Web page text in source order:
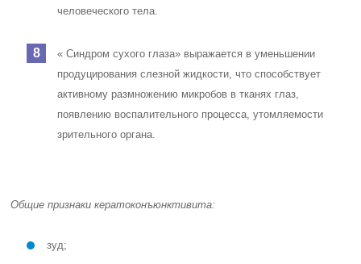
человеческого тела.
«Синдром сухого глаза» выражается в уменьшении
продуцирования слезной жидкости, что способствует
активному размножению микробов в тканях глаз,
появлению воспалительного процесса, утомляемости
зрительного органа.
Общие признаки кератоконъюнктивита:
зуд;